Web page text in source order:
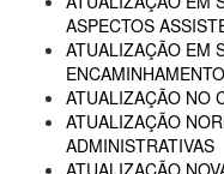
ASPECTOS
ATUALIZAÇÃO EM
ATUALIZAÇÃO NO
ATUALIZAÇÃO
ADMINISTRATIVAS
ATUALIZAÇÃO